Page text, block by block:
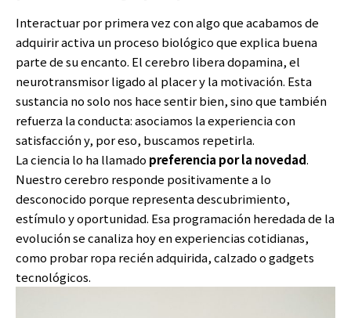
Interactuar por primera vez con algo que acabamos de
adquirir activa un proceso biológico que explica buena
parte de su encanto. El cerebro libera dopamina, el
neurotransmisor ligado al placer y la motivación. Esta
sustancia no solo nos hace sentir bien, sino que también
refuerza la conducta: asociamos la experiencia con
satisfacción y, por eso, buscamos repetirla.
La ciencia lo ha llamado preferencia por la novedad.
Nuestro cerebro responde positivamente a lo
desconocido porque representa descubrimiento,
estímulo y oportunidad. Esa programación heredada de la
evolución se canaliza hoy en experiencias cotidianas,
como probar ropa recién adquirida, calzado o gadgets
tecnológicos.